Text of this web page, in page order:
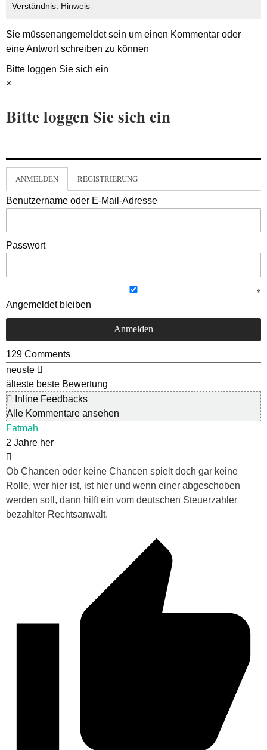
Verständnis. Hinweis
Sie müssenangemeldetsein um einen Kommentar oder
eine Antwort schreiben zu können
Bitte loggen Sie sich ein
×
Bitte loggen Sie sich ein
ANMELDEN REGISTRIERUNG
Benutzername oder E-Mail-Adresse
Passwort
Angemeldet bleiben
129 Comments
neuste
älteste beste Bewertung
Inline Feedbacks
Alle Kommentare ansehen
Fatmah
2 Jahre her
Ob Chancen oder keine Chancen spielt doch gar keine
Rolle, wer hier ist, ist hier und wenn einer abgeschoben
werden soll, dann hilft ein vom deutschen Steuerzahler
bezahlter Rechtsanwalt.